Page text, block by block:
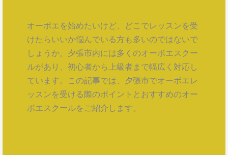
オーボエを始めたいけど、どこでレッスンを受
けたらいいか悩んでいる方も多いのではないで
しょうか。夕張市内には多くのオーボエスクー
ルがあり、初心者から上級者まで幅広く対応し
ています。この記事では、夕張市でオーボエレ
ッスンを受ける際のポイントとおすすめのオー
ボエスクールをご紹介します。